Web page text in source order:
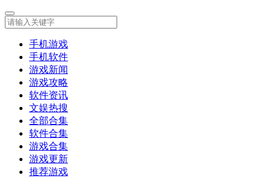
手机游戏
手机软件
游戏新闻
游戏攻略
软件资讯
文娱热搜
全部合集
软件合集
游戏合集
游戏更新
推荐游戏